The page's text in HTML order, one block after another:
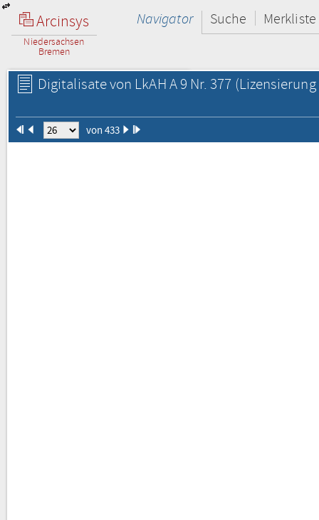
Arcinsys
Niedersachsen
Bremen
Navigator Suche Merkliste
Digitalisate von LkAH A 9 Nr. 377
von 433